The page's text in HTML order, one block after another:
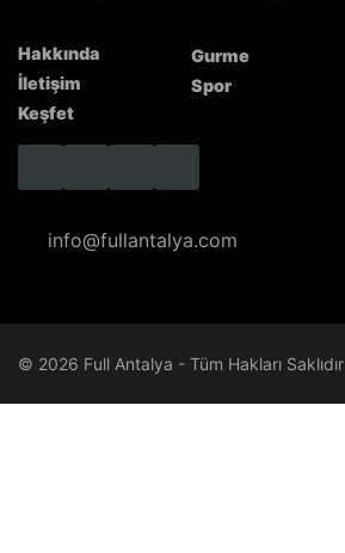
Hakkında
İletişim
Keşfet
Gurme
Spor
info@fullantalya.com
© 2026 Full Antalya - Tüm Hakları Saklıdır